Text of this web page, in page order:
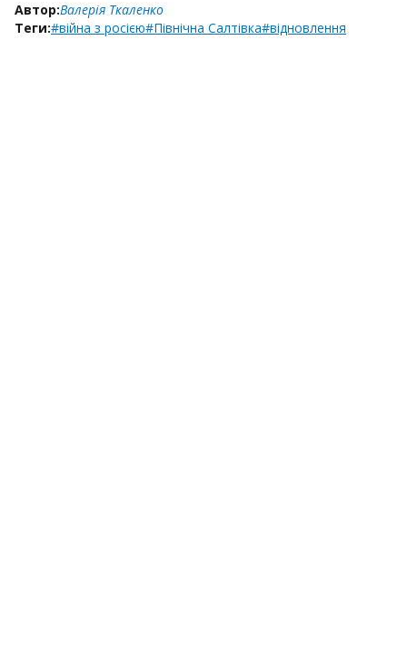
Автор:Валерія Ткаленко
Теги:#війна з росією#Північна Салтівка#відновлення